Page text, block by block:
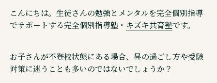
Other Service その他サービスのご案内
こんにちは。生徒さんの勉強とメンタルを完全個別指導
でサポートする完全個別指導塾・ キズキ共育塾です。
お子さんが不登校状態にある場合、昼の過ごし方や受験
対策に迷うことも多いのではないでしょうか？